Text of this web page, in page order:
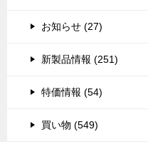
お知らせ (27)
新製品情報 (251)
特価情報 (54)
買い物 (549)